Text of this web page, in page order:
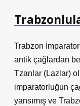
Trabzon
antik çağlardan
Tzanlar (Lazlar)
imparatorluğun
yansımış ve